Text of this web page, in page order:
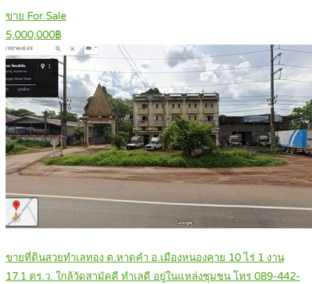
ขาย For Sale
5,000,000฿
ขายที่ดินสวยทำเลทอง ต.หาดคำ อ.เมืองหนองคาย 10 ไร่ 1 งาน
17.1 ตร.ว. ใกล้วัดสามัคคี ทำเลดี อยู่ในแหล่งชุมชน โทร 089-442-